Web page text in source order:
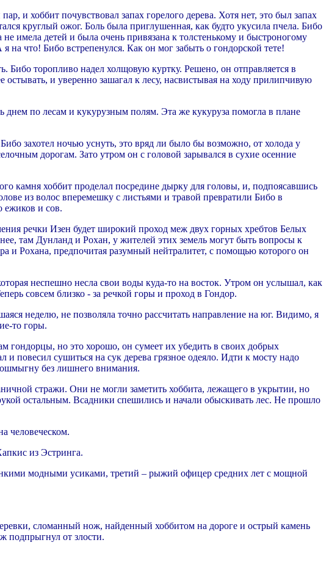
и хоббит почувствовал запах горелого дерева. Хотя нет, это был запах
круглый ожог. Боль была приглушенная, как будто укусила пчела. Бибо
имела детей и была очень привязана к толстенькому и быстроногому
что! Бибо встрепенулся. Как он мог забыть о гондорской тете!
Бибо торопливо надел холщовую куртку. Решено, он отправляется в
и уверенно зашагал к лесу, насвистывая на ходу прилипчивую
днем по лесам и кукурузным полям. Эта же кукуруза помогла в плане
захотел ночью уснуть, это вряд ли было бы возможно, от холода у
дорогам. Зато утром он с головой зарывался в сухие осенние
камня хоббит проделал посредине дырку для головы, и, подпоясавшись
из волос вперемешку с листьями и травой превратили Бибо в
ежиков и сов.
речки Изен будет широкий проход меж двух горных хребтов Белых
там Дунланд и Рохан, у жителей этих земель могут быть вопросы к
Рохана, предпочитая разумный нейтралитет, с помощью которого он
неспешно несла свои воды куда-то на восток. Утром он услышал, как
совсем близко - за речкой горы и проход в Гондор.
неделю, не позволяла точно рассчитать направление на юг. Видимо, я
то горы.
гондорцы, но это хорошо, он сумеет их убедить в своих добрых
повесил сушиться на сук дерева грязное одеяло. Идти к мосту надо
без лишнего внимания.
стражи. Они не могли заметить хоббита, лежащего в укрытии, но
остальным. Всадники спешились и начали обыскивать лес. Не прошло
человеческом.
из Эстринга.
модными усиками, третий – рыжий офицер средних лет с мощной
сломанный нож, найденный хоббитом на дороге и острый камень
подпрыгнул от злости.